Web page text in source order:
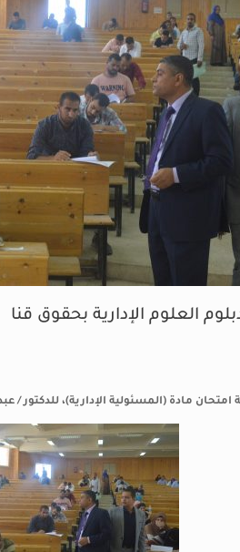
العلوم الإدارية بحقوق قنا
امتحان مادة (المسئولية الإدارية)، للدكتور /